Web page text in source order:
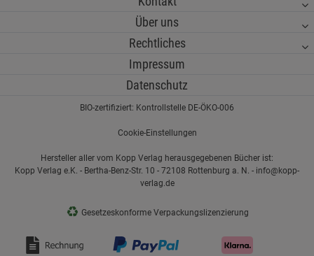
Über uns
Rechtliches
Impressum
Datenschutz
BIO-zertifiziert: Kontrollstelle DE-ÖKO-006
Cookie-Einstellungen
Hersteller aller vom Kopp Verlag herausgegebenen Bücher ist:
Kopp Verlag e.K. - Bertha-Benz-Str. 10 - 72108 Rottenburg a. N. - info@kopp-
verlag.de
♻ Gesetzeskonforme Verpackungslizenzierung